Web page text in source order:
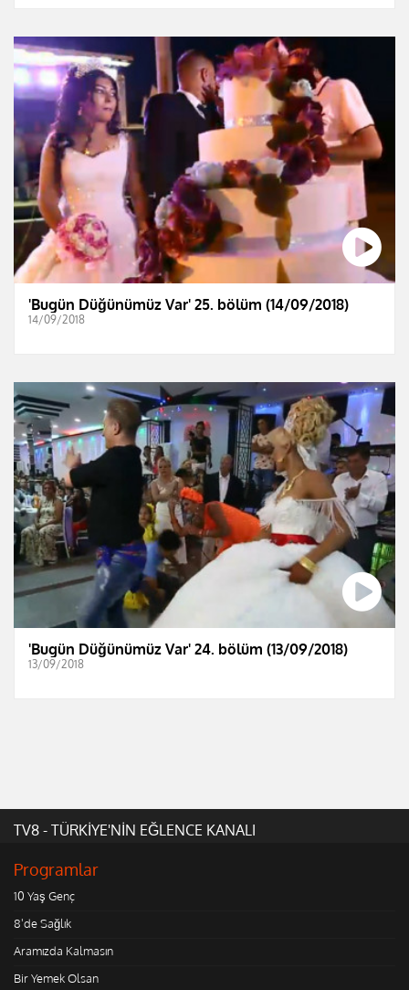
'Bugün Düğünümüz Var' 25. bölüm (14/09/2018)
14/09/2018
'Bugün Düğünümüz Var' 24. bölüm (13/09/2018)
13/09/2018
TV8 - TÜRKİYE'NİN EĞLENCE KANALI
Programlar
10 Yaş Genç
8'de Sağlık
Aramızda Kalmasın
Bir Yemek Olsan